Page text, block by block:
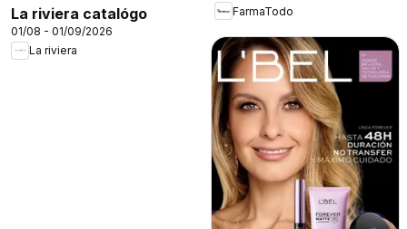
La riviera catalógo
01/08 - 01/09/2026
La riviera
FarmaTodo